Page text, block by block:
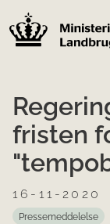
fristen
16-11-2020
Pressemeddelelse